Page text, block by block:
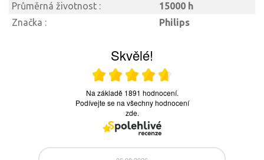
Průměrná životnost :
15000 h
Značka :
Philips